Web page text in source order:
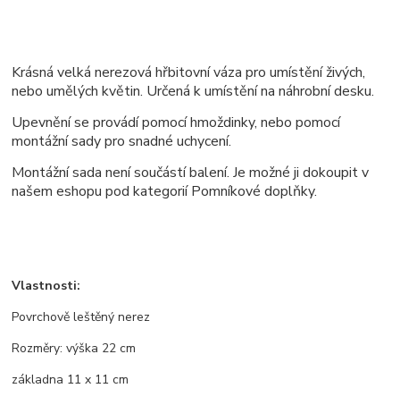
Krásná velká nerezová hřbitovní váza pro umístění živých,
nebo umělých květin. Určená k umístění na náhrobní desku.
Upevnění se provádí pomocí hmoždinky, nebo pomocí
montážní sady pro snadné uchycení.
Montážní sada není součástí balení. Je možné ji dokoupit v
našem eshopu pod kategorií Pomníkové doplňky.
Vlastnosti:
Povrchově leštěný nerez
Rozměry: výška 22 cm
základna 11 x 11 cm